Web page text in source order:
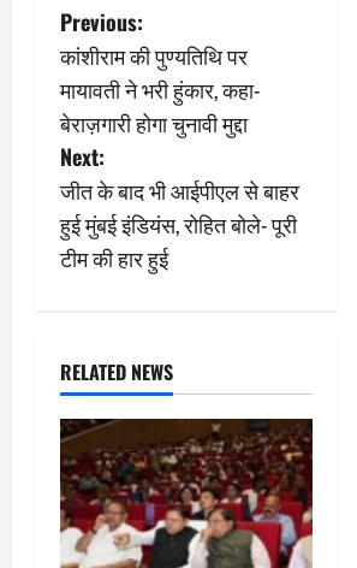
P
o
s
t
n
a
i
g
a
t
Previous:
कांशीराम की पुण्यतिथि पर
मायावती ने भरी हुंकार, कहा-
बेराज़गारी होगा चुनावी मुद्दा
Next:
जीत के बाद भी आईपीएल से बाहर
हुई मुंबई इंडियंस, रोहित बोले- पूरी
टीम की हार हुई
RELATED NEWS